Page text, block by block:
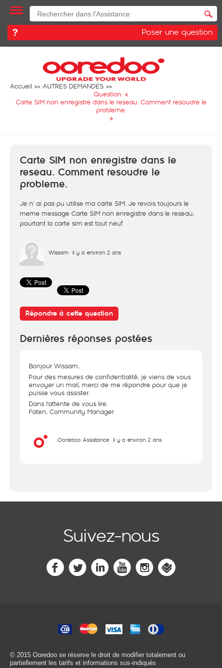
Poser une question
Accueil
AUTRES DEMANDES
Question: «
Carte SIM non enregistre dans le reseau. Comment resoudre le
probleme.
»
Carte SIM non enregistre dans le
reseau. Comment resoudre le
probleme.
Je n' ai pas pu utilise ma carte SIM. Je revois toujours le
meme message Carte SIM non enregistre dans le reseau,
pourtant la carte sim est tout neuf
Wissam il y a environ 2 ans
Répondre à cette question
Dernières réponses postées
Bonjour Wissam,
Pour des mesures de confidentialité, je viens de vous
envoyer un mail, merci de me répondre pour que je
puisse vous assister.
Dans l'attente de vous lire.
Faten, Community Manager
Ooredoo Assistance il y a environ 2 ans
Suivez-nous
© 2015 Ooredoo se réserve le droit de modifier totalement ou
partiellement les tarifs et informations sus-indiqués